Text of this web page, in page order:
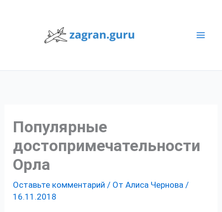
содержимому
Популярные
достопримечательности
Орла
Оставьте комментарий / ОтАлиса Чернова /
16.11.2018